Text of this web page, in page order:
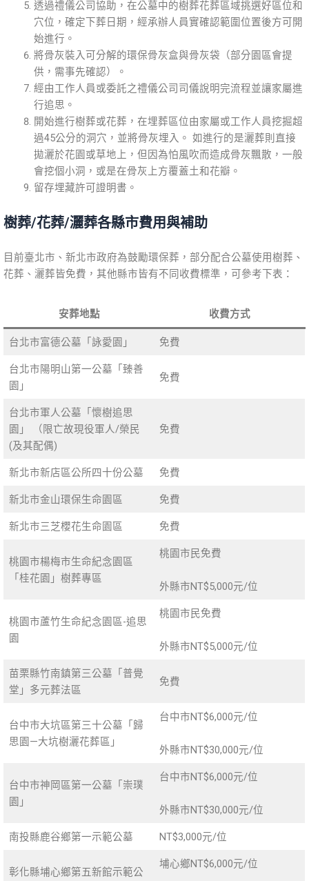
透過禮儀公司協助，在公墓中的樹葬花葬區域挑選好區位和
穴位，確定下葬日期，經承辦人員實確認範圍位置後方可開
始進行。
將骨灰裝入可分解的環保骨灰盒與骨灰袋（部分園區會提
供，需事先確認）。
經由工作人員或委託之禮儀公司司儀說明完流程並讓家屬進
行追思。
開始進行樹葬或花葬，在埋葬區位由家屬或工作人員挖掘超
過45公分的洞穴，並將骨灰埋入。 如進行的是灑葬則直接
拋灑於花園或草地上，但因為怕風吹而造成骨灰飄散，一般
會挖個小洞，或是在骨灰上方覆蓋土和花瓣。
留存埋藏許可證明書。
樹葬/花葬/灑葬各縣市費用與補助
目前臺北市、新北市政府為鼓勵環保葬，部分配合公墓使用樹葬、
花葬、灑葬皆免費，其他縣市皆有不同收費標準，可參考下表：
安葬地點 收費方式
台北市富德公墓「詠愛園」 免費
台北市陽明山第一公墓「臻善
園」
免費
台北市軍人公墓「懷樹追思
園」 （限亡故現役軍人/榮民
(及其配偶)
免費
新北市新店區公所四十份公墓 免費
新北市金山環保生命園區 免費
新北市三芝櫻花生命園區 免費
桃園市楊梅市生命紀念園區
「桂花園」樹葬專區
桃園市民免費
外縣市NT$5,000元/位
桃園市蘆竹生命紀念園區-追思
園
桃園市民免費
外縣市NT$5,000元/位
苗栗縣竹南鎮第三公墓「普覺
堂」多元葬法區
免費
台中市大坑區第三十公墓「歸
思園—大坑樹灑花葬區」
台中市NT$6,000元/位
外縣市NT$30,000元/位
台中市神岡區第一公墓「崇璞
園」
台中市NT$6,000元/位
外縣市NT$30,000元/位
南投縣鹿谷鄉第一示範公墓 NT$3,000元/位
彰化縣埔心鄉第五新館示範公
埔心鄉NT$6,000元/位